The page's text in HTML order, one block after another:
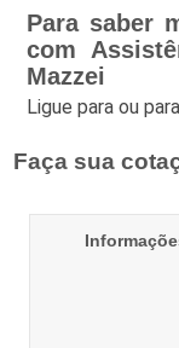
Para saber
com
Mazzei
Ligue paraou
Faça sua